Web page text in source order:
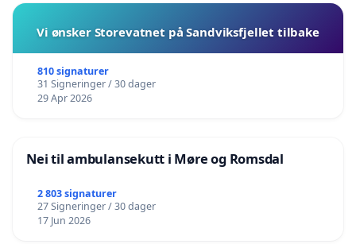
Vi ønsker Storevatnet på Sandviksfjellet tilbake
810 signaturer
31 Signeringer / 30 dager
29 Apr 2026
Nei til ambulansekutt i Møre og Romsdal
2 803 signaturer
27 Signeringer / 30 dager
17 Jun 2026